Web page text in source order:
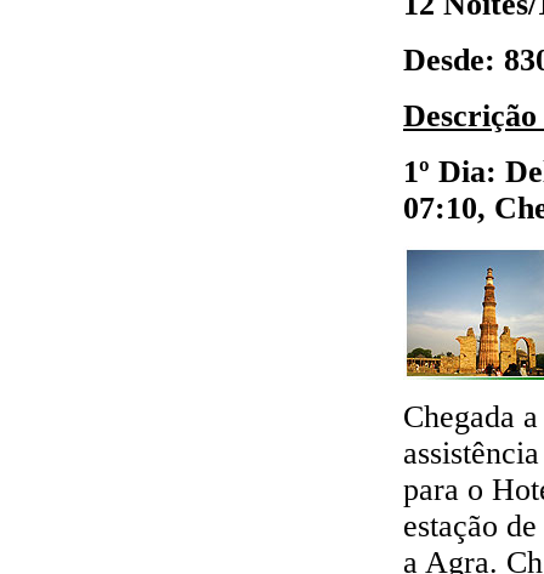
Desde:
1º Dia:
07:10,
Chegada
para o
estação
a Agra.